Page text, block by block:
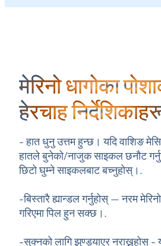
मेरिनो धागोका
हेरचाह
- हात धुनु उत्तम हुन्छ। यदि वाशिङ
हातले बुनेको/नाजुक साइकल छनौट
छिटो घुम्ने साइकलबाट बच्नुहोस्।.
-बिस्तारै ह्यान्डल गर्नुहोस् — नरम
गरिएमा पिल हुन सक्छ।.
-सुक्नको लागि झुण्ड्याएर नराख्नुहोस्